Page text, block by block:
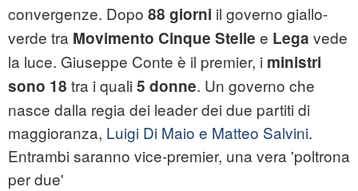
convergenze. Dopo 88 giorni il governo giallo-
verde tra Movimento Cinque Stelle e Lega vede
la luce. Giuseppe Conte è il premier, i ministri
sono 18 tra i quali 5 donne. Un governo che
nasce dalla regia dei leader dei due partiti di
maggioranza, Luigi Di Maio e Matteo Salvini.
Entrambi saranno vice-premier, una vera 'poltrona
per due'